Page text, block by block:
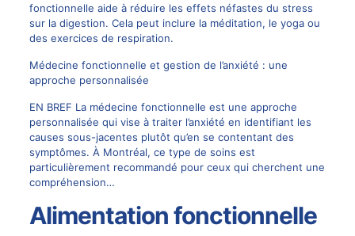
fonctionnelle aide à réduire les effets néfastes du stress
sur la digestion. Cela peut inclure la méditation, le yoga ou
des exercices de respiration.
Médecine fonctionnelle et gestion de l’anxiété : une
approche personnalisée
EN BREF La médecine fonctionnelle est une approche
personnalisée qui vise à traiter l’anxiété en identifiant les
causes sous-jacentes plutôt qu’en se contentant des
symptômes. À Montréal, ce type de soins est
particulièrement recommandé pour ceux qui cherchent une
compréhension…
Alimentation fonctionnelle